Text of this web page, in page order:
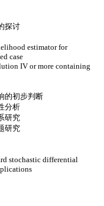
探讨
estimator for
case
IV or more containing
的初步判断
分析
研究
研究
stochastic differential